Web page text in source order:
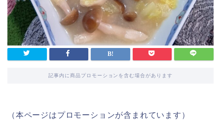
記事内に商品プロモーションを含む場合があります
（本ページはプロモーションが含まれています）